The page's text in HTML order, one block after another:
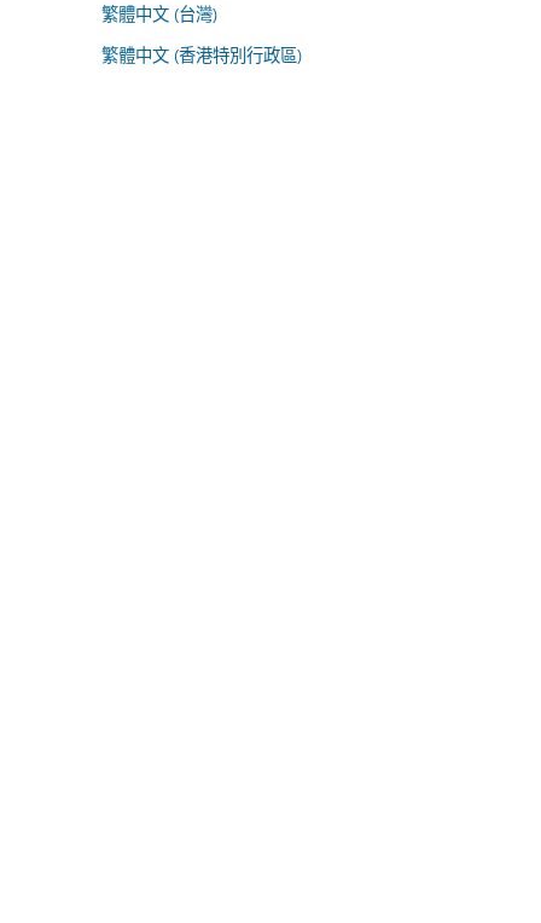
繁體中文 (台灣)
繁體中文 (香港特別行政區)